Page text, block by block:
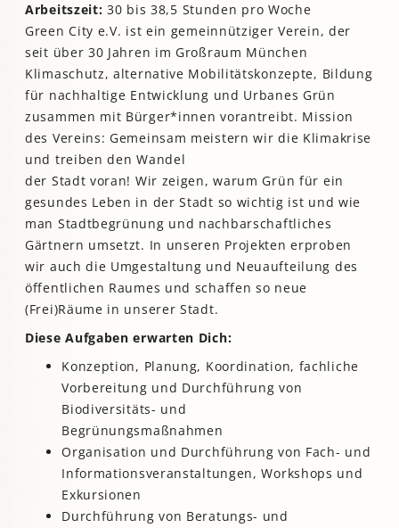
Arbeitszeit: 30 bis 38,5 Stunden pro Woche
Green City e.V. ist ein gemeinnütziger Verein, der
seit über 30 Jahren im Großraum München
Klimaschutz, alternative Mobilitätskonzepte, Bildung
für nachhaltige Entwicklung und Urbanes Grün
zusammen mit Bürger*innen vorantreibt. Mission
des Vereins: Gemeinsam meistern wir die Klimakrise
und treiben den Wandel
der Stadt voran! Wir zeigen, warum Grün für ein
gesundes Leben in der Stadt so wichtig ist und wie
man Stadtbegrünung und nachbarschaftliches
Gärtnern umsetzt. In unseren Projekten erproben
wir auch die Umgestaltung und Neuaufteilung des
öffentlichen Raumes und schaffen so neue
(Frei)Räume in unserer Stadt.
Diese Aufgaben erwarten Dich:
Konzeption, Planung, Koordination, fachliche
Vorbereitung und Durchführung von
Biodiversitäts- und
Begrünungsmaßnahmen
Organisation und Durchführung von Fach- und
Informationsveranstaltungen, Workshops und
Exkursionen
Durchführung von Beratungs- und